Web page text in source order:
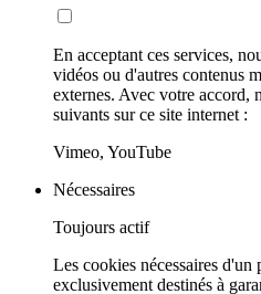
En acceptant ces services,
vidéos ou d'autres contenus
externes. Avec votre accord,
suivants sur ce site internet :
Vimeo, YouTube
Nécessaires
Toujours actif
Les cookies nécessaires
exclusivement destinés à